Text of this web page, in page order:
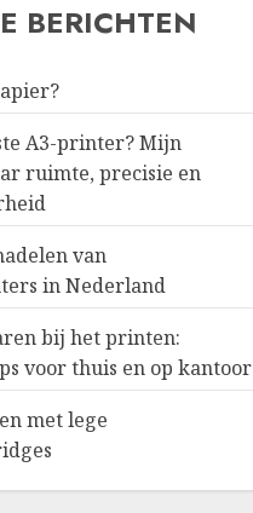
BERICHTEN
A3-printer? Mijn
ruimte, precisie en
van
in Nederland
bij het printen:
voor thuis en op kantoor
met lege